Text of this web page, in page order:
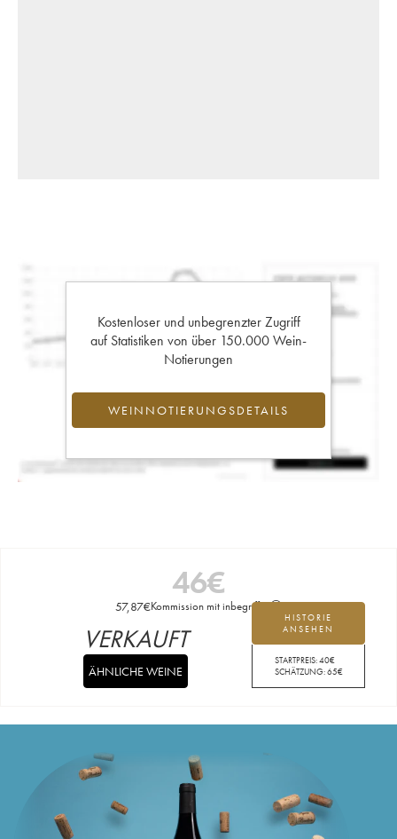
Kostenloser und unbegrenzter Zugriff
auf Statistiken von über 150.000 Wein-
Notierungen
WEINNOTIERUNGSDETAILS
46€
57,87€Kommission mit inbegriffen
HISTORIE
ANSEHEN
STARTPREIS:40€
SCHÄTZUNG:65€
VERKAUFT
ÄHNLICHE WEINE